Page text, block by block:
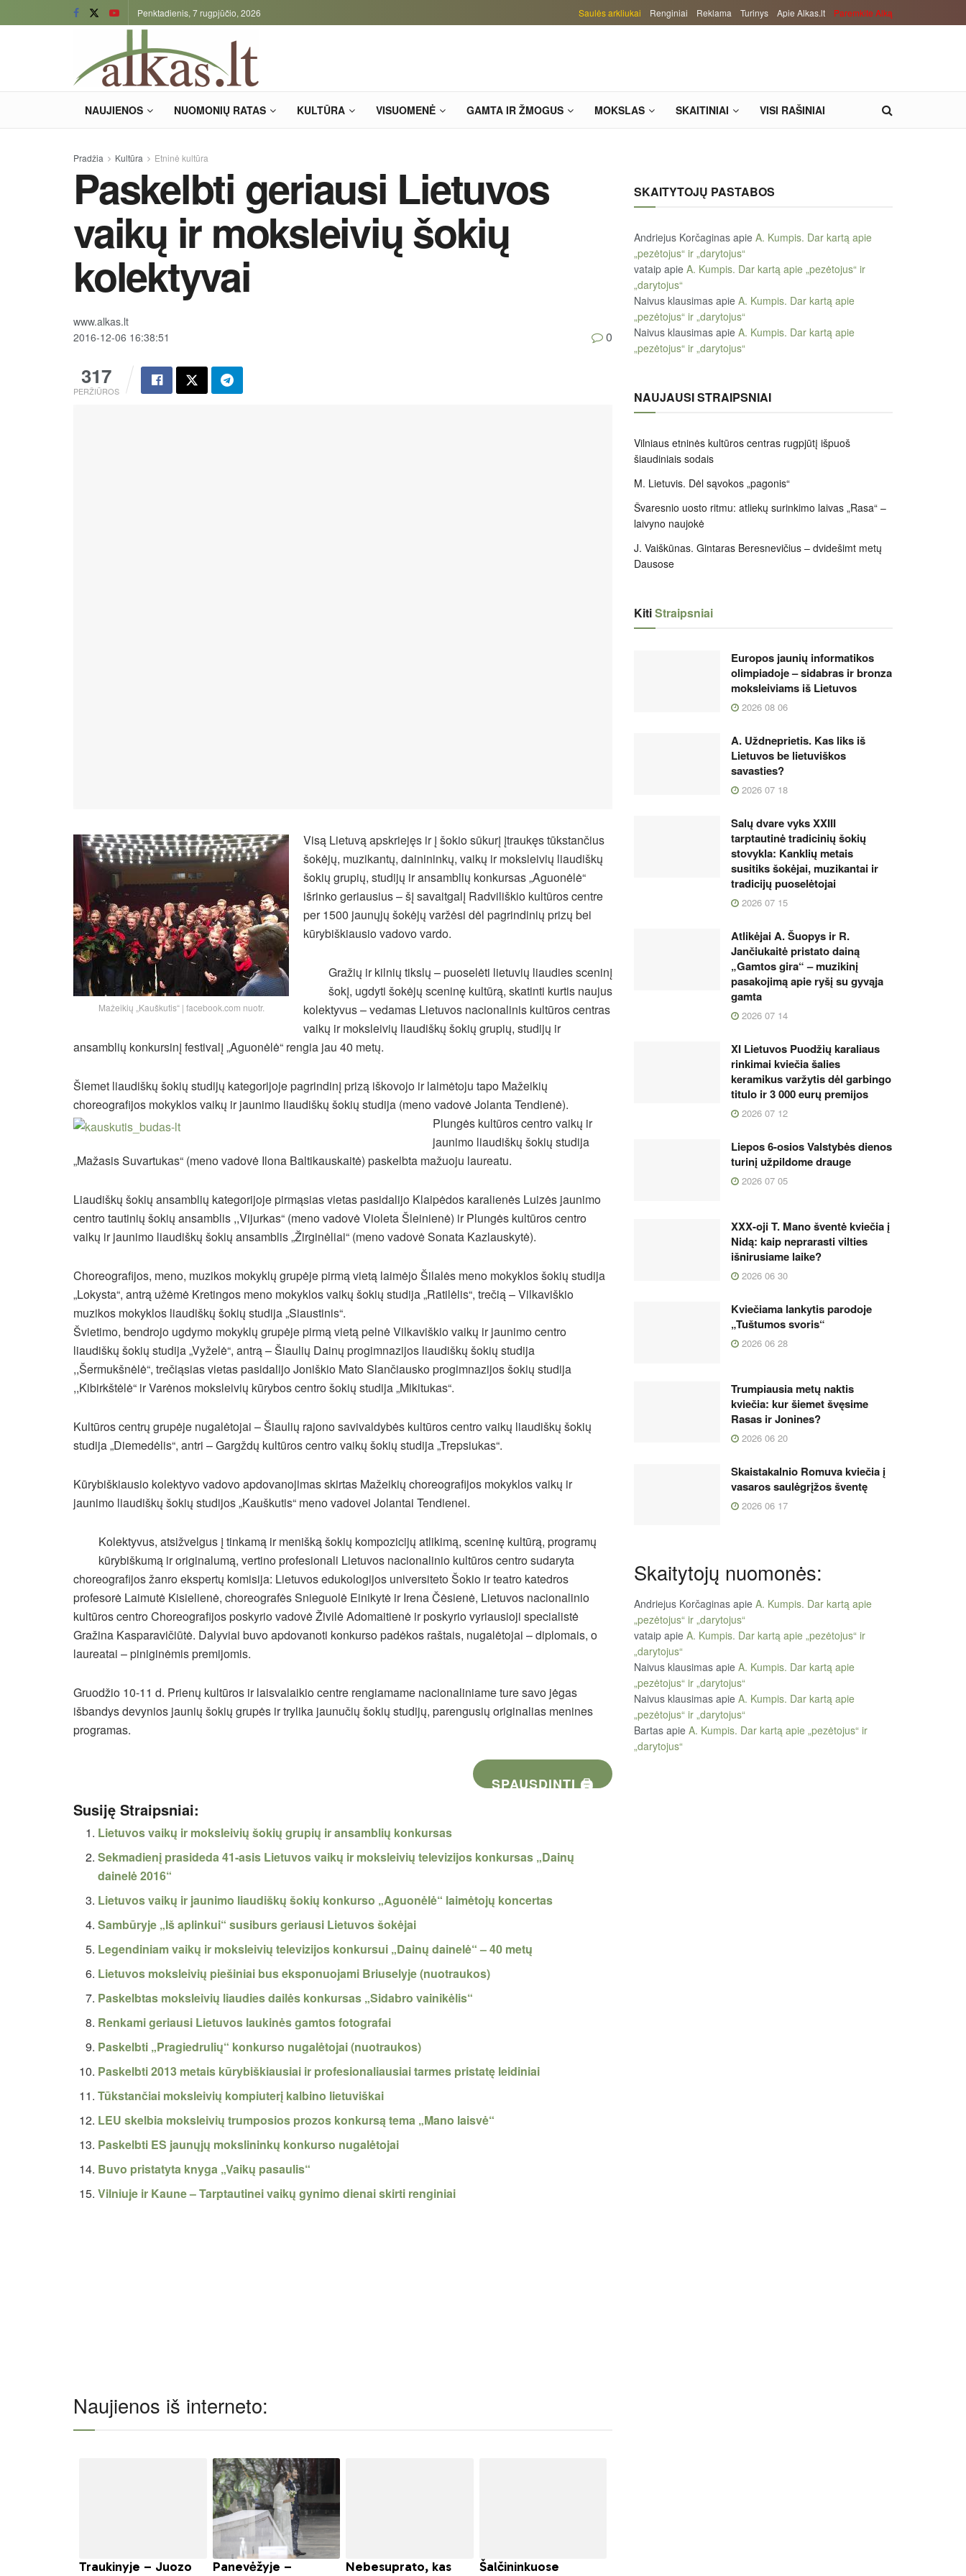
Penktadienis, 7 rugpjūčio, 2026 Saulės arkliukai Renginiai Reklama Turinys Apie Alkas.lt Paremkite Alką
NAUJIENOS NUOMONIŲ RATAS KULTŪRA VISUOMENĖ GAMTA IR ŽMOGUS MOKSLAS SKAITINIAI VISI RAŠINIAI
Pradžia Kultūra Etninė kultūra
Paskelbti geriausi Lietuvos
vaikų ir moksleivių šokių
kolektyvai
www.alkas.lt
2016-12-06 16:38:51
317
PERŽIŪROS
0
Mažeikių „Kauškutis“ | facebook.com nuotr.
Visą Lietuvą apskriejęs ir į šokio sūkurį įtraukęs tūkstančius
šokėjų, muzikantų, dainininkų, vaikų ir moksleivių liaudiškų
šokių grupių, studijų ir ansamblių konkursas „Aguonėlė“
išrinko geriausius – šį savaitgalį Radviliškio kultūros centre
per 1500 jaunųjų šokėjų varžėsi dėl pagrindinių prizų bei
kūrybiškiausio vadovo vardo.
Gražių ir kilnių tikslų – puoselėti lietuvių liaudies sceninį
šokį, ugdyti šokėjų sceninę kultūrą, skatinti kurtis naujus
kolektyvus – vedamas Lietuvos nacionalinis kultūros centras
vaikų ir moksleivių liaudiškų šokių grupių, studijų ir
ansamblių konkursinį festivalį „Aguonėlė“ rengia jau 40 metų.
Šiemet liaudiškų šokių studijų kategorijoje pagrindinį prizą iškovojo ir laimėtoju tapo Mažeikių
choreografijos mokyklos vaikų ir jaunimo liaudiškų šokių studija (meno vadovė Jolanta Tendienė).
Plungės kultūros centro vaikų ir
jaunimo liaudiškų šokių studija
„Mažasis Suvartukas“ (meno vadovė Ilona Baltikauskaitė) paskelbta mažuoju laureatu.
Liaudiškų šokių ansamblių kategorijoje pirmąsias vietas pasidalijo Klaipėdos karalienės Luizės jaunimo
centro tautinių šokių ansamblis ,,Vijurkas“ (meno vadovė Violeta Šleinienė) ir Plungės kultūros centro
vaikų ir jaunimo liaudiškų šokių ansamblis „Žirginėliai“ (meno vadovė Sonata Kazlauskytė).
Choreografijos, meno, muzikos mokyklų grupėje pirmą vietą laimėjo Šilalės meno mokyklos šokių studija
„Lokysta“, antrą užėmė Kretingos meno mokyklos vaikų šokių studija „Ratilėlis“, trečią – Vilkaviškio
muzikos mokyklos liaudiškų šokių studija „Siaustinis“.
Švietimo, bendrojo ugdymo mokyklų grupėje pirmą vietą pelnė Vilkaviškio vaikų ir jaunimo centro
liaudiškų šokių studija „Vyželė“, antrą – Šiaulių Dainų progimnazijos liaudiškų šokių studija
,,Šermukšnėlė“, trečiąsias vietas pasidalijo Joniškio Mato Slančiausko progimnazijos šokių studija
,,Kibirkštėlė“ ir Varėnos moksleivių kūrybos centro šokių studija „Mikitukas“.
Kultūros centrų grupėje nugalėtojai – Šiaulių rajono savivaldybės kultūros centro vaikų liaudiškų šokių
studija „Diemedėlis“, antri – Gargždų kultūros centro vaikų šokių studija „Trepsiukas“.
Kūrybiškiausio kolektyvo vadovo apdovanojimas skirtas Mažeikių choreografijos mokyklos vaikų ir
jaunimo liaudiškų šokių studijos „Kauškutis“ meno vadovei Jolantai Tendienei.
Kolektyvus, atsižvelgus į tinkamą ir menišką šokių kompozicijų atlikimą, sceninę kultūrą, programų
kūrybiškumą ir originalumą, vertino profesionali Lietuvos nacionalinio kultūros centro sudaryta
choreografijos žanro ekspertų komisija: Lietuvos edukologijos universiteto Šokio ir teatro katedros
profesorė Laimutė Kisielienė, choreografės Snieguolė Einikytė ir Irena Čėsienė, Lietuvos nacionalinio
kultūros centro Choreografijos poskyrio vadovė Živilė Adomaitienė ir poskyrio vyriausioji specialistė
Gražina Kasparavičiūtė. Dalyviai buvo apdovanoti konkurso padėkos raštais, nugalėtojai – diplomais, o
laureatai – piniginėmis premijomis.
Gruodžio 10-11 d. Prienų kultūros ir laisvalaikio centre rengiamame nacionaliniame ture savo jėgas
išbandys devynios jaunių šokių grupės ir trylika jaunučių šokių studijų, parengusių originalias menines
programas.
SPAUSDINTI 🖨
Susiję Straipsniai:
Lietuvos vaikų ir moksleivių šokių grupių ir ansamblių konkursas
Sekmadienį prasideda 41-asis Lietuvos vaikų ir moksleivių televizijos konkursas „Dainų
dainelė 2016“
Lietuvos vaikų ir jaunimo liaudiškų šokių konkurso „Aguonėlė“ laimėtojų koncertas
Sambūryje „Iš aplinkui“ susiburs geriausi Lietuvos šokėjai
Legendiniam vaikų ir moksleivių televizijos konkursui „Dainų dainelė“ – 40 metų
Lietuvos moksleivių piešiniai bus eksponuojami Briuselyje (nuotraukos)
Paskelbtas moksleivių liaudies dailės konkursas „Sidabro vainikėlis“
Renkami geriausi Lietuvos laukinės gamtos fotografai
Paskelbti „Pragiedrulių“ konkurso nugalėtojai (nuotraukos)
Paskelbti 2013 metais kūrybiškiausiai ir profesionaliausiai tarmes pristatę leidiniai
Tūkstančiai moksleivių kompiuterį kalbino lietuviškai
LEU skelbia moksleivių trumposios prozos konkursą tema „Mano laisvė“
Paskelbti ES jaunųjų mokslininkų konkurso nugalėtojai
Buvo pristatyta knyga „Vaikų pasaulis“
Vilniuje ir Kaune – Tarptautinei vaikų gynimo dienai skirti renginiai
Naujienos iš interneto:
SKAITYTOJŲ PASTABOS
Andriejus Korčaginas apie A. Kumpis. Dar kartą apie
„pezėtojus“ ir „darytojus“
vataip apie A. Kumpis. Dar kartą apie „pezėtojus“ ir
„darytojus“
Naivus klausimas apie A. Kumpis. Dar kartą apie
„pezėtojus“ ir „darytojus“
Naivus klausimas apie A. Kumpis. Dar kartą apie
„pezėtojus“ ir „darytojus“
NAUJAUSI STRAIPSNIAI
Vilniaus etninės kultūros centras rugpjūtį išpuoš
šiaudiniais sodais
M. Lietuvis. Dėl sąvokos „pagonis“
Švaresnio uosto ritmu: atliekų surinkimo laivas „Rasa“ –
laivyno naujokė
J. Vaiškūnas. Gintaras Beresnevičius – dvidešimt metų
Dausose
KitiStraipsniai
Europos jaunių informatikos
olimpiadoje – sidabras ir bronza
moksleiviams iš Lietuvos
2026 08 06
A. Uždneprietis. Kas liks iš
Lietuvos be lietuviškos
savasties?
2026 07 18
Salų dvare vyks XXIII
tarptautinė tradicinių šokių
stovykla: Kanklių metais
susitiks šokėjai, muzikantai ir
tradicijų puoselėtojai
2026 07 15
Atlikėjai A. Šuopys ir R.
Jančiukaitė pristato dainą
„Gamtos gira“ – muzikinį
pasakojimą apie ryšį su gyvąja
gamta
2026 07 14
XI Lietuvos Puodžių karaliaus
rinkimai kviečia šalies
keramikus varžytis dėl garbingo
titulo ir 3 000 eurų premijos
2026 07 12
Liepos 6-osios Valstybės dienos
turinį užpildome drauge
2026 07 05
XXX-oji T. Mano šventė kviečia į
Nidą: kaip neprarasti vilties
išnirusiame laike?
2026 06 30
Kviečiama lankytis parodoje
„Tuštumos svoris“
2026 06 28
Trumpiausia metų naktis
kviečia: kur šiemet švęsime
Rasas ir Jonines?
2026 06 20
Skaistakalnio Romuva kviečia į
vasaros saulėgrįžos šventę
2026 06 17
Skaitytojų nuomonės:
Andriejus Korčaginas apie A. Kumpis. Dar kartą apie
„pezėtojus“ ir „darytojus“
vataip apie A. Kumpis. Dar kartą apie „pezėtojus“ ir
„darytojus“
Naivus klausimas apie A. Kumpis. Dar kartą apie
„pezėtojus“ ir „darytojus“
Naivus klausimas apie A. Kumpis. Dar kartą apie
„pezėtojus“ ir „darytojus“
Bartas apie A. Kumpis. Dar kartą apie „pezėtojus“ ir
„darytojus“